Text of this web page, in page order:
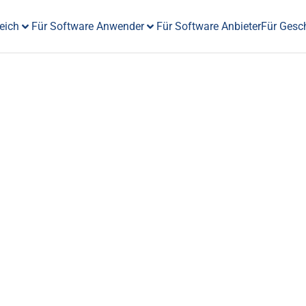
Für Software Anwender Für Software AnbieterFür